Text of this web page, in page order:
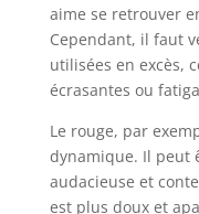
aime se retrouver
Cependant, il faut
utilisées en excès,
écrasantes ou
Le rouge, par
dynamique. Il peut
audacieuse et
est plus doux et